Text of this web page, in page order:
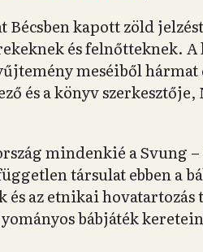
Bécsben kapott zöld
és felnőtteknek.
meséiből hármat
és a könyv szerkesztője,
mindenkié a Svung
társulat ebben a
és az etnikai hovatartozás
bábjáték